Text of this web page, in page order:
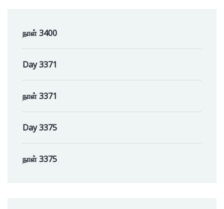
நாள் 3400
Day 3371
நாள் 3371
Day 3375
நாள் 3375